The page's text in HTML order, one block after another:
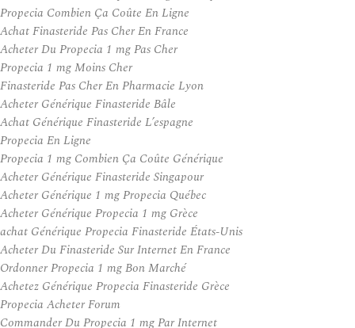
Propecia Combien Ça Coûte En Ligne
Achat Finasteride Pas Cher En France
Acheter Du Propecia 1 mg Pas Cher
Propecia 1 mg Moins Cher
Finasteride Pas Cher En Pharmacie Lyon
Acheter Générique Finasteride Bâle
Achat Générique Finasteride L’espagne
Propecia En Ligne
Propecia 1 mg Combien Ça Coûte Générique
Acheter Générique Finasteride Singapour
Acheter Générique 1 mg Propecia Québec
Acheter Générique Propecia 1 mg Grèce
achat Générique Propecia Finasteride États-Unis
Acheter Du Finasteride Sur Internet En France
Ordonner Propecia 1 mg Bon Marché
Achetez Générique Propecia Finasteride Grèce
Propecia Acheter Forum
Commander Du Propecia 1 mg Par Internet